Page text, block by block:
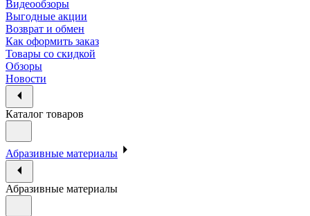
Видеообзоры
Выгодные акции
Возврат и обмен
Как оформить заказ
Товары со скидкой
Обзоры
Новости
Каталог товаров
Абразивные материалы
Абразивные материалы